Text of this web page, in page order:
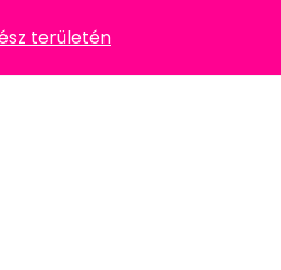
területén